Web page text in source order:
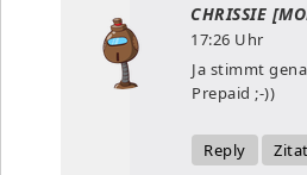
CHRISSIE
17:26 Uhr
Ja stimmt
Prepaid ;-))
Reply Zitat